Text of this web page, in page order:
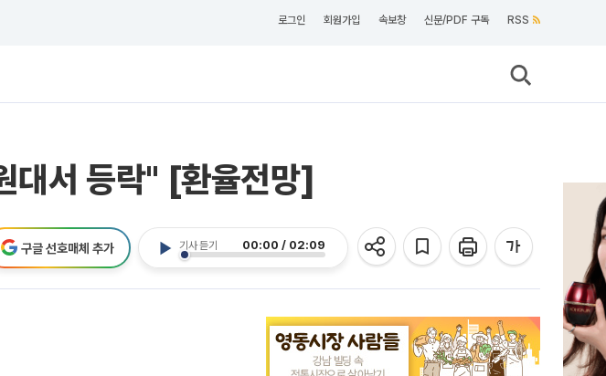
로그인 회원가입 속보창 신문/PDF 구독 RSS
대서 등락" [환율전망]
기사 듣기 00:00 / 02:09
구글 선호매체 추가